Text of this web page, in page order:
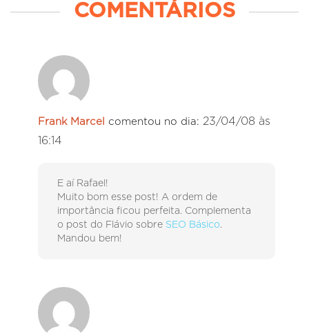
COMENTÁRIOS
Frank Marcel comentou no dia: 23/04/08 às
16:14
E aí Rafael!
Muito bom esse post! A ordem de
importância ficou perfeita. Complementa
o post do Flávio sobre SEO Básico.
Mandou bem!